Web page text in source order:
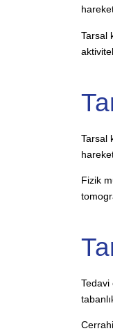
Tarsal
Tarsal
Fizik
Tedavi